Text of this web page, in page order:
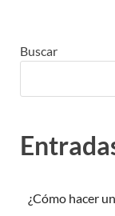
Buscar
¿Cómo hacer